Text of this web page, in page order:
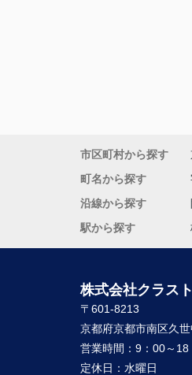
市区町村から探す
町名から探す
沿線から探す
駅から探す
株式会社クラス
〒601-8213
京都府京都市南区久
営業時間： 9：00～18
定休日： 水曜日